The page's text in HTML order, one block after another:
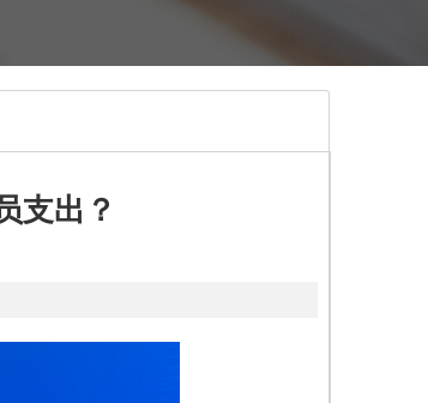
支出？